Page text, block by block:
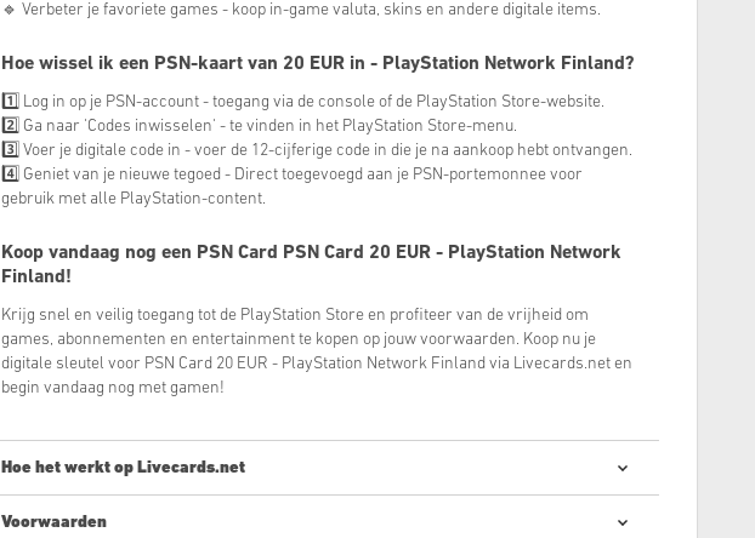
🔹 Verbeter je favoriete games - koop in-game valuta, skins en andere digitale items.
Hoe wissel ik een PSN-kaart van 20 EUR in - PlayStation Network Finland?
1️⃣ Log in op je PSN-account - toegang via de console of de PlayStation Store-website.
2️⃣ Ga naar 'Codes inwisselen' - te vinden in het PlayStation Store-menu.
3️⃣ Voer je digitale code in - voer de 12-cijferige code in die je na aankoop hebt ontvangen.
4️⃣ Geniet van je nieuwe tegoed - Direct toegevoegd aan je PSN-portemonnee voor
gebruik met alle PlayStation-content.
Koop vandaag nog een PSN Card PSN Card 20 EUR - PlayStation Network
Finland!
Krijg snel en veilig toegang tot de PlayStation Store en profiteer van de vrijheid om
games, abonnementen en entertainment te kopen op jouw voorwaarden. Koop nu je
digitale sleutel voor PSN Card 20 EUR - PlayStation Network Finland via Livecards.net en
begin vandaag nog met gamen!
Hoe het werkt op Livecards.net
Nieuw op Livecards.net? Digitale codes kopen is snel en makkelijk:
Voorwaarden